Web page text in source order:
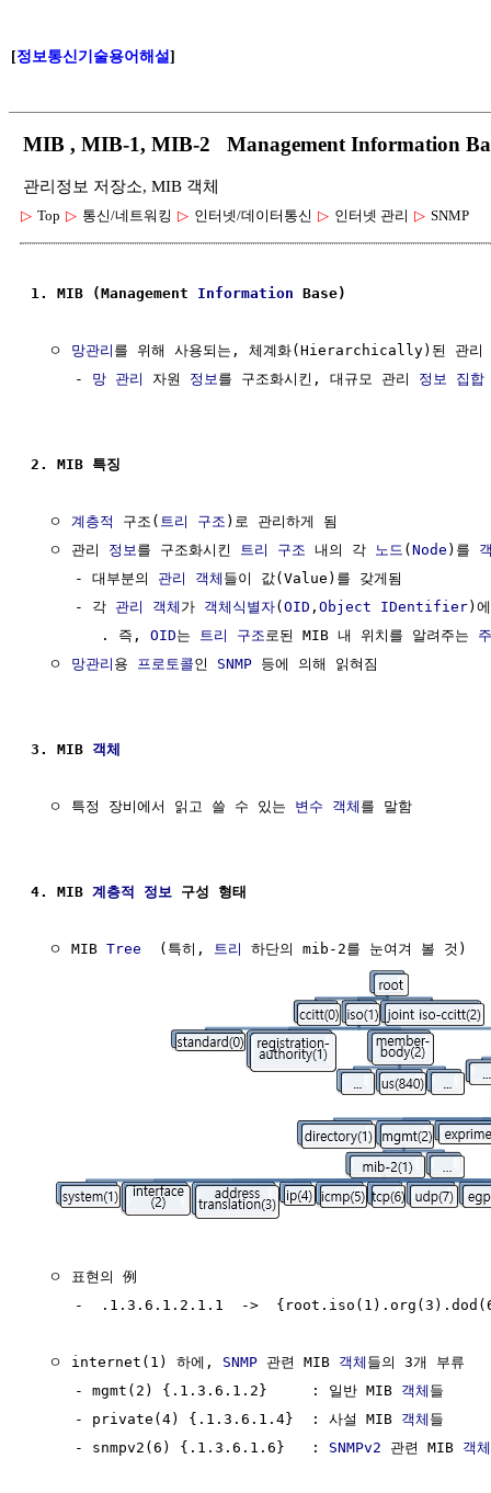
[정보통신기술용어해설]
MIB , MIB-1, MIB-2 Management Information
관리정보 저장소, MIB 객체
▷ Top ▷ 통신/네트워킹 ▷ 인터넷/데이터통신 ▷ 인터넷 관리 ▷ SNMP
1. MIB (Management Information Base)
  ㅇ
망관리 를 위해 사용되는, 체계화(Hierarchically)된 관리
     -
망 관리 자원 정보 를 구조화시킨, 대규모 관리 정보 집합
2. MIB 특징
  ㅇ
계층적 구조( 트리 구조 )로 관리하게 됨
  ㅇ 관리
정보 를 구조화시킨 트리 구조 내의 각 노드 (Node )를
     - 대부분의
관리 객체 들이 값(Value)를 갖게됨
     - 각
관리 객체 가 객체식별자(OID , Object IDentifier)
        . 즉,
OID는 트리 구조 로된 MIB 내 위치를 알려주는
  ㅇ
망관리 용 프로토콜인 SNMP 등에 의해 읽혀짐
3. MIB 객체
  ㅇ 특정 장비에서 읽고 쓸 수 있는
변수 객체 를 말함
4. MIB 계층적 정보 구성 형태
  ㅇ MIB
Tree
  (특히,
트리 하단의 mib-2를 눈여겨 볼 것)
  ㅇ 표현의 例
-  .1.3.6.1.2.1.1  ->
  ㅇ internet(1) 하에,
SNMP 관련 MIB 객체 들의 3개 부류
     - mgmt(2) {.1.3.6.1.2}     : 일반 MIB
객체 들
     - private(4) {.1.3.6.1.4}  : 사설 MIB
객체 들
     - snmpv2(6) {.1.3.6.1.6}   :
SNMPv2 관련 MIB 객체